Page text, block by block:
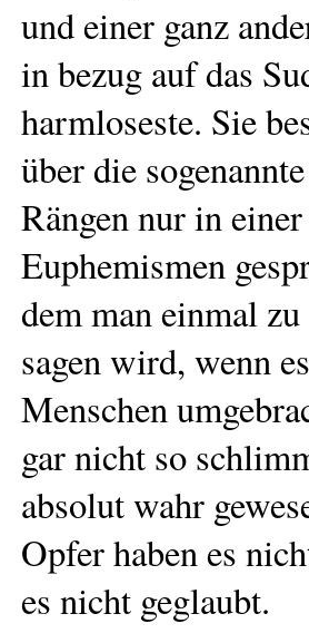
und einer ganz
in bezug auf das
harmloseste. Sie
über die
Rängen nur in
Euphemismen
dem man einmal
sagen wird, wenn
Menschen
gar nicht so
absolut wahr
Opfer haben es
es nicht geglaubt.